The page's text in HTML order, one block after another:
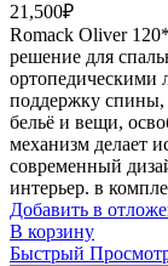
21,500₽
Romack Oliver
решение для
ортопедическими
поддержку спины,
бельё и вещи,
механизм делает
современный
интерьер. в
Добавить в
В корзину
Быстрый